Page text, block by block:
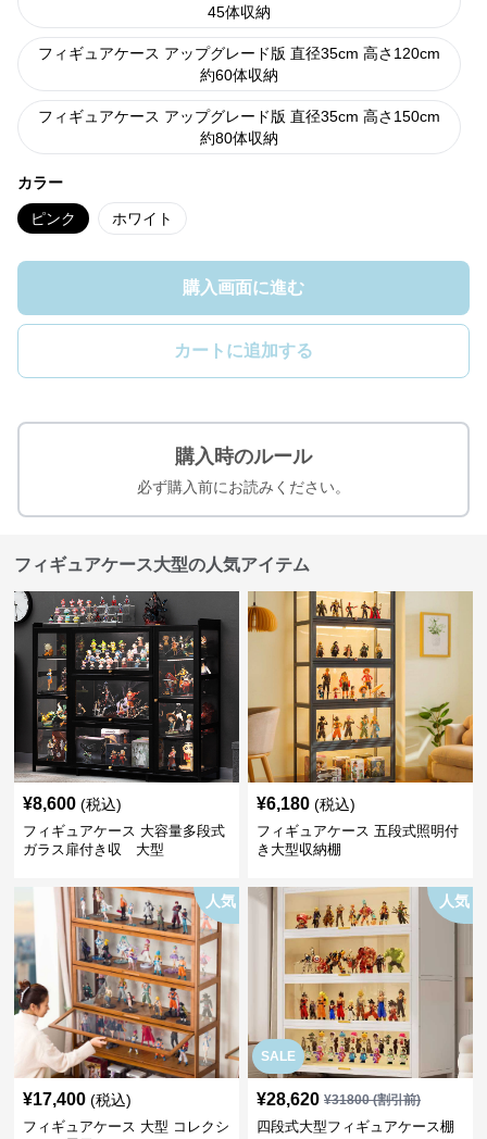
45体収納
フィギュアケース アップグレード版 直径35cm 高さ120cm
約60体収納
フィギュアケース アップグレード版 直径35cm 高さ150cm
約80体収納
カラー
ピンク ホワイト
購入画面に進む
カートに追加する
購入時のルール
必ず購入前にお読みください。
フィギュアケース大型の人気アイテム
¥8,600 (税込)
フィギュアケース 大容量多段式
ガラス扉付き収 大型
¥6,180 (税込)
フィギュアケース 五段式照明付
き大型収納棚
人気
¥17,400 (税込)
フィギュアケース 大型 コレクシ
SALE
人気
¥28,620 ¥31800(割引前)
四段式大型フィギュアケース棚